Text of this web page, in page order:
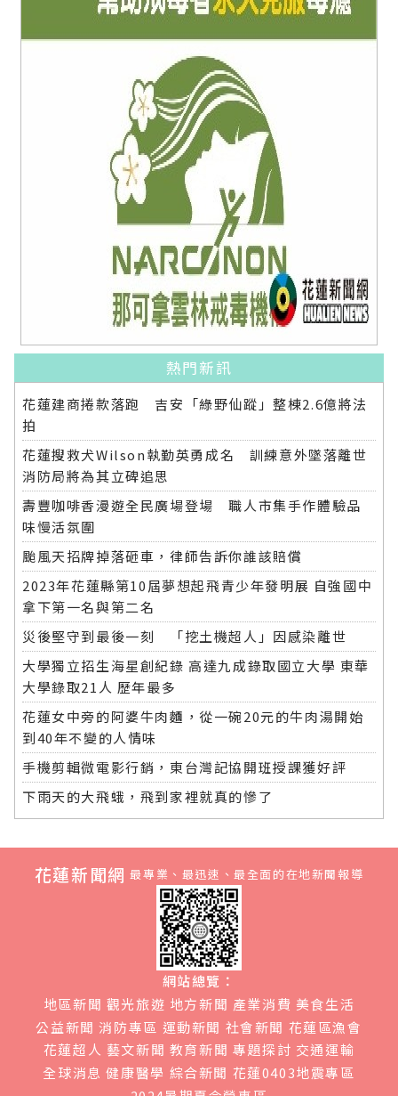
熱門新訊
花蓮建商捲款落跑 吉安「綠野仙蹤」整棟2.6億將法
拍
花蓮搜救犬Wilson執勤英勇成名 訓練意外墜落離世
消防局將為其立碑追思
壽豐咖啡香漫遊全民廣場登場 職人市集手作體驗品
味慢活氛圍
颱風天招牌掉落砸車，律師告訴你誰該賠償
2023年花蓮縣第10屆夢想起飛青少年發明展 自強國中
拿下第一名與第二名
災後堅守到最後一刻 「挖土機超人」因感染離世
大學獨立招生海星創紀錄 高達九成錄取國立大學 東華
大學錄取21人 歷年最多
花蓮女中旁的阿婆牛肉麵，從一碗20元的牛肉湯開始
到40年不變的人情味
手機剪輯微電影行銷，東台灣記協開班授課獲好評
下雨天的大飛蛾，飛到家裡就真的慘了
花蓮新聞網 最專業、最迅速、最全面的在地新聞報導
網站總覽：
地區新聞 觀光旅遊 地方新聞 產業消費 美食生活
公益新聞 消防專區 運動新聞 社會新聞 花蓮區漁會
花蓮超人 藝文新聞 教育新聞 專題探討 交通運輸
全球消息 健康醫學 綜合新聞 花蓮0403地震專區